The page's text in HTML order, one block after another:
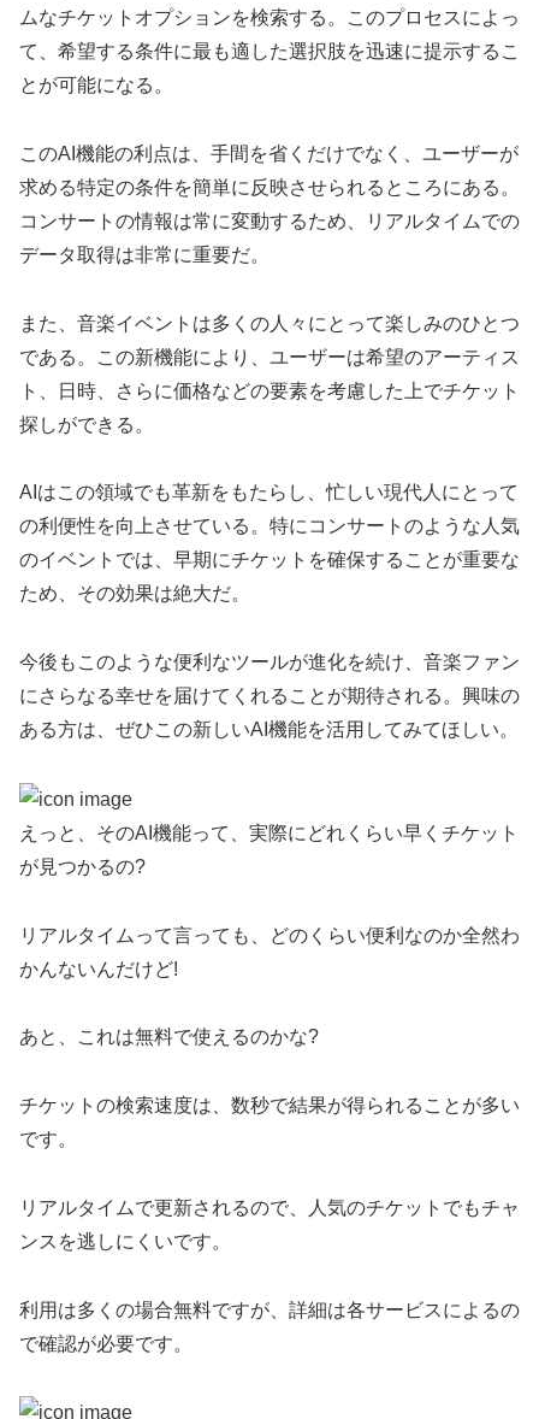
ムなチケットオプションを検索する。このプロセスによっ
て、希望する条件に最も適した選択肢を迅速に提示するこ
とが可能になる。
このAI機能の利点は、手間を省くだけでなく、ユーザーが
求める特定の条件を簡単に反映させられるところにある。
コンサートの情報は常に変動するため、リアルタイムでの
データ取得は非常に重要だ。
また、音楽イベントは多くの人々にとって楽しみのひとつ
である。この新機能により、ユーザーは希望のアーティス
ト、日時、さらに価格などの要素を考慮した上でチケット
探しができる。
AIはこの領域でも革新をもたらし、忙しい現代人にとって
の利便性を向上させている。特にコンサートのような人気
のイベントでは、早期にチケットを確保することが重要な
ため、その効果は絶大だ。
今後もこのような便利なツールが進化を続け、音楽ファン
にさらなる幸せを届けてくれることが期待される。興味の
ある方は、ぜひこの新しいAI機能を活用してみてほしい。
えっと、そのAI機能って、実際にどれくらい早くチケット
が見つかるの?
リアルタイムって言っても、どのくらい便利なのか全然わ
かんないんだけど!
あと、これは無料で使えるのかな?
チケットの検索速度は、数秒で結果が得られることが多い
です。
リアルタイムで更新されるので、人気のチケットでもチャ
ンスを逃しにくいです。
利用は多くの場合無料ですが、詳細は各サービスによるの
で確認が必要です。